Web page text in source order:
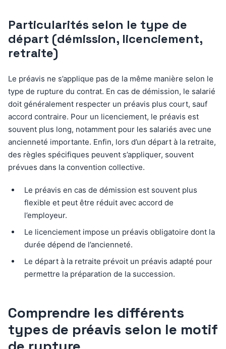
Particularités selon le type de
départ (démission, licenciement,
retraite)
Le préavis ne s’applique pas de la même manière selon le
type de rupture du contrat. En cas de démission, le salarié
doit généralement respecter un préavis plus court, sauf
accord contraire. Pour un licenciement, le préavis est
souvent plus long, notamment pour les salariés avec une
ancienneté importante. Enfin, lors d’un départ à la retraite,
des règles spécifiques peuvent s’appliquer, souvent
prévues dans la convention collective.
Le préavis en cas de démission est souvent plus
flexible et peut être réduit avec accord de
l’employeur.
Le licenciement impose un préavis obligatoire dont la
durée dépend de l’ancienneté.
Le départ à la retraite prévoit un préavis adapté pour
permettre la préparation de la succession.
Comprendre les différents
types de préavis selon le motif